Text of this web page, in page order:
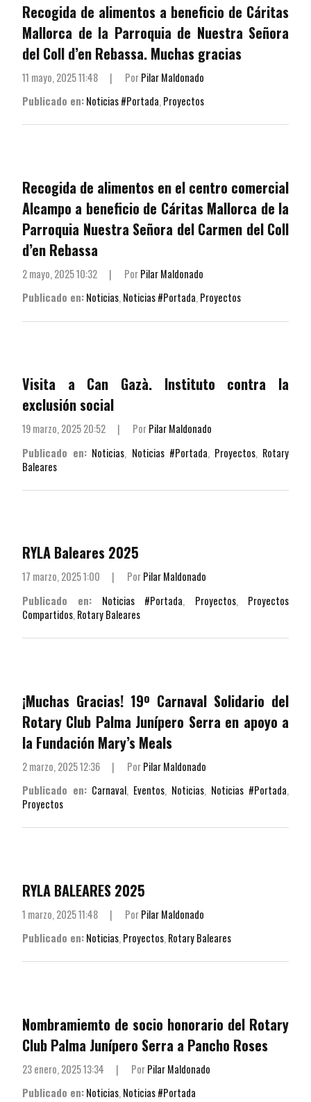
Recogida de alimentos a beneficio de Cáritas
Mallorca de la Parroquia de Nuestra Señora
del Coll d’en Rebassa. Muchas gracias
11 mayo, 2025 11:48 | PorPilar Maldonado
Publicado en:Noticias #Portada,Proyectos
Recogida de alimentos en el centro comercial
Alcampo a beneficio de Cáritas Mallorca de la
Parroquia Nuestra Señora del Carmen del Coll
d’en Rebassa
2 mayo, 2025 10:32 | PorPilar Maldonado
Publicado en:Noticias,Noticias #Portada,Proyectos
Visita a Can Gazà. Instituto contra la
exclusión social
19 marzo, 2025 20:52 | PorPilar Maldonado
Publicado en: Noticias, Noticias #Portada, Proyectos, Rotary
Baleares
RYLA Baleares 2025
17 marzo, 2025 1:00 | PorPilar Maldonado
Publicado en:
Noticias #Portada, Proyectos, Proyectos
Compartidos, Rotary Baleares
¡Muchas Gracias! 19º Carnaval Solidario del
Rotary Club Palma Junípero Serra en apoyo a
la Fundación Mary’s Meals
2 marzo, 2025 12:36 | PorPilar Maldonado
Publicado en: Carnaval, Eventos, Noticias, Noticias #Portada,
Proyectos
RYLA BALEARES 2025
1 marzo, 2025 11:48 | PorPilar Maldonado
Publicado en:Noticias, Proyectos, Rotary Baleares
Nombramiemto de socio honorario del Rotary
Club Palma Junípero Serra a Pancho Roses
23 enero, 2025 13:34 | PorPilar Maldonado
Publicado en:Noticias,Noticias #Portada